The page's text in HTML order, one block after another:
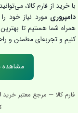
با خرید از فارم کالا،
دامپروری مورد نیاز خود
همراه شما هستیم تا
کنیم و تجربه‌ای مطمئن و
فارم کالا — مرجع معتبر خرید